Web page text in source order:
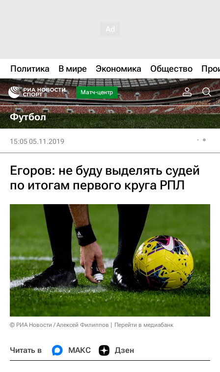
Политика В мире Экономика Общество
Матч-центр
Футбол
15:05 05.11.2019
Егоров: не буду выделять судей
по итогам первого круга РПЛ
© РИА Новости / Алексей Филиппов Перейти в медиабанк
Читать в МАКС Дзен